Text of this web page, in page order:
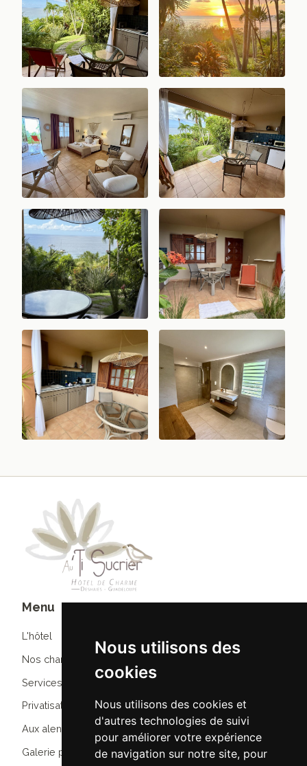
Nous utilisons des
cookies
Nous utilisons des cookies et
d'autres technologies de suivi
pour améliorer votre expérience
de navigation sur notre site, pour
Menu
L'hôtel
Nos chambres
Services & options
Privatisation
Aux alentours
Galerie photos